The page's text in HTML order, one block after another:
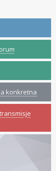
konkretna